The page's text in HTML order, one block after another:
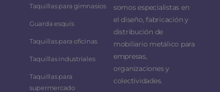
Taquillas para gimnasios
Guarda esquís
Taquillas para oficinas
Taquillas industriales
Taquillas para
supermercado
somos especialistas en
el diseño, fabricación y
distribución de
mobiliario metálico para
empresas,
organizaciones y
colectividades.